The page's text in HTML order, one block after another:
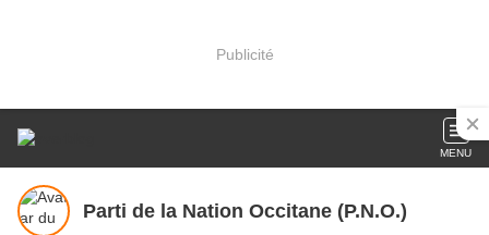
Publicité
MENU
Parti de la Nation Occitane (P.N.O.)